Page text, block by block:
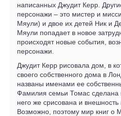
написанных Джудит Керр.
персонажи – это мистер и
Мяули) и двое их детей Ник и
Мяули попадает в новое
происходят новые события,
персонажи.
Джудит Керр рисовала дом, в
своего собственного дома в
названы именами ее
Фамилия семьи Томас сделана
него же срисована и внешность
Возможно, поэтому мир книг о